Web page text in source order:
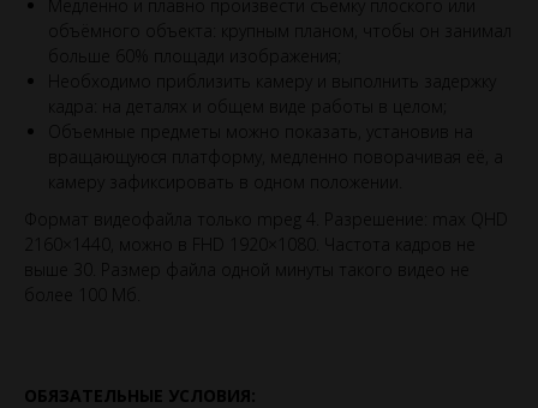
Медленно и плавно произвести съёмку плоского или
объёмного объекта: крупным планом, чтобы он занимал
Необходимо приблизить камеру и выполнить задержку
кадра: на деталях и общем виде работы в целом;
Объемные предметы можно показать, установив на
вращающуюся платформу, медленно поворачивая её, а
камеру зафиксировать в одном положении.
Формат видеофайла только mpeg 4. Разрешение: max QHD
2160×1440, можно в FHD 1920×1080. Частота кадров не
выше 30. Размер файла одной минуты такого видео не
ОБЯЗАТЕЛЬНЫЕ УСЛОВИЯ: